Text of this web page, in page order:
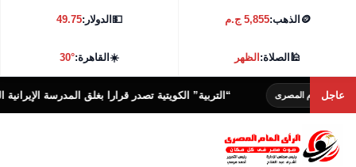
🪙 الذهب:5,855 ج.م 💵الدولار:49.75
🕌الصلاة:الظهر ☀️القاهرة:30°
عاجل “التربية” الكويتية تصدر قرارا بغلق المدرسة الإيرانية الخاصة وإلغاء